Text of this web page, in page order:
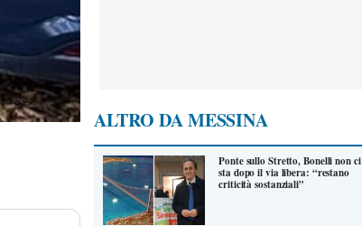
ALTRO DA MESSINA
Ponte sullo Stretto, Bonelli non ci
sta dopo il via libera: “restano
criticità sostanziali”